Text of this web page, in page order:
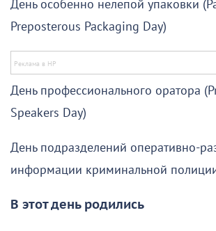
День особенно нелепой упаковки
Preposterous Packaging Day)
День профессионального оратора
Speakers Day)
День подразделений оперативно-
информации криминальной
В этот день родились